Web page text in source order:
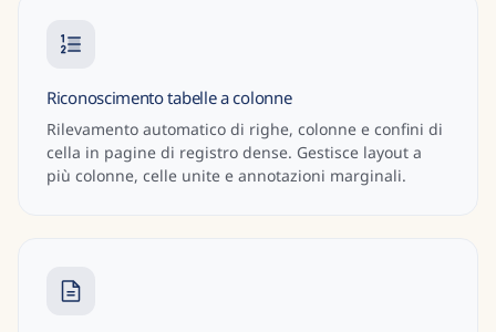
Riconoscimento tabelle a colonne
Rilevamento automatico di righe, colonne e confini di
cella in pagine di registro dense. Gestisce layout a
più colonne, celle unite e annotazioni marginali.